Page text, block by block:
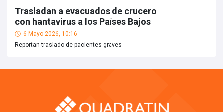
Trasladan a evacuados de crucero
con hantavirus a los Países Bajos
6 Mayo 2026, 10:16
Reportan traslado de pacientes graves